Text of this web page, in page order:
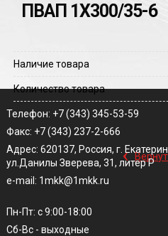
ПВАП 1Х300/35-6
Наличие товара
Количество товара
‹
Телефон: +7 (343) 345-53-59
Факс: +7 (343) 237-2-666
Адрес: 620137, Россия, г.
ул.Данилы Зверева, 31, литер Р
e-mail: 1mkk@1mkk.ru
Пн-Пт: с 9:00-18:00
Сб-Вс - выходные